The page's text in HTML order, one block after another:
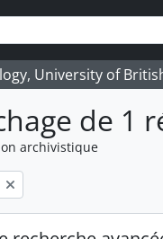
University of
de 1
archivistique